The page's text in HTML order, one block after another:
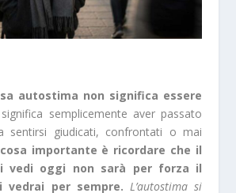
autostima non significa essere
semplicemente aver passato
sentirsi giudicati, confrontati o mai
importante è ricordare che il
vedi oggi non sarà per forza il
per sempre. L’autostima si